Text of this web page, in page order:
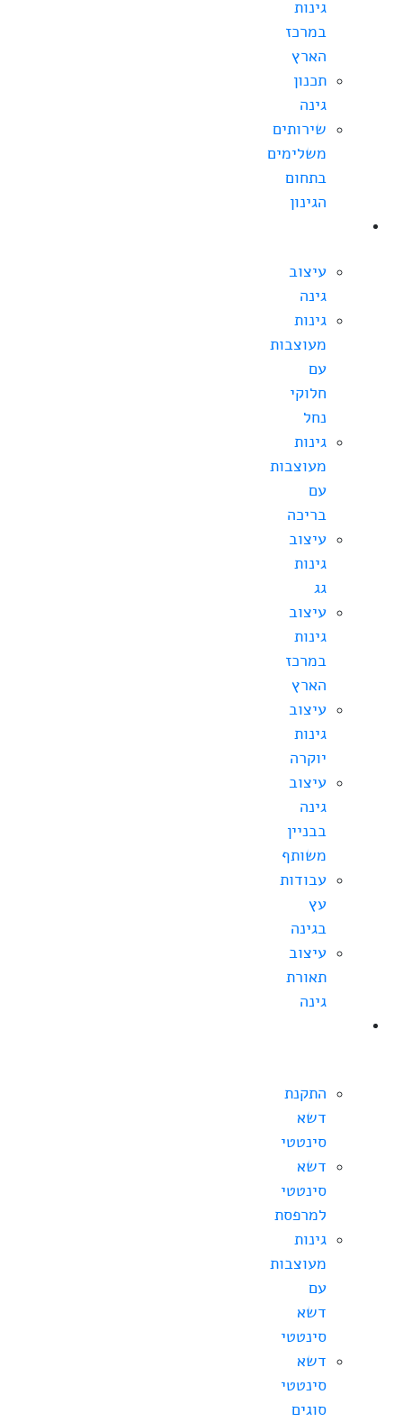
גינות
במרכז
הארץ
תכנון
גינה
שירותים
משלימים
בתחום
הגינון
עיצוב
גינה
גינות
מעוצבות
עם
חלוקי
נחל
גינות
מעוצבות
עם
בריכה
עיצוב
גינות
גג
עיצוב
גינות
במרכז
הארץ
עיצוב
גינות
יוקרה
עיצוב
גינה
בבניין
משותף
עבודות
עץ
בגינה
עיצוב
תאורת
גינה
התקנת
דשא
סינטטי
דשא
סינטטי
למרפסת
גינות
מעוצבות
עם
דשא
סינטטי
דשא
סינטטי
סוגים